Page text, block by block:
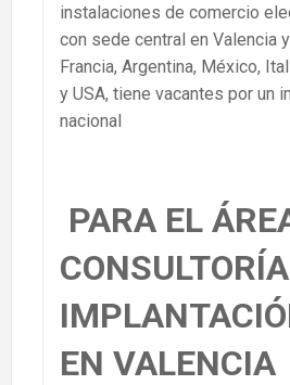
instalaciones de comercio
con sede central en Valencia
Francia, Argentina, México,
y USA, tiene vacantes por un
nacional
PARA EL
EN VALENCIA